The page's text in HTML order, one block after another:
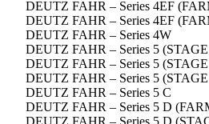
DEUTZ FAHR – Series 4EF
DEUTZ FAHR – Series 4EF
DEUTZ FAHR – Series 4W
DEUTZ FAHR – Series 5
DEUTZ FAHR – Series 5
DEUTZ FAHR – Series 5
DEUTZ FAHR – Series 5 C
DEUTZ FAHR – Series 5 D
DEUTZ FAHR – Series 5 D